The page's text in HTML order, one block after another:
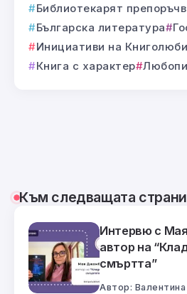
Библиотекарят
Българска литература
Инициативи на
Книга с характер
Към следващата
Интервю с
автор на
смъртта”
Автор: Валентина